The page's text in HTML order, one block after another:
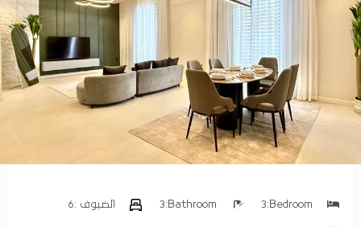
Bedroom:
3
Bathroom:
3 الضيوف :6